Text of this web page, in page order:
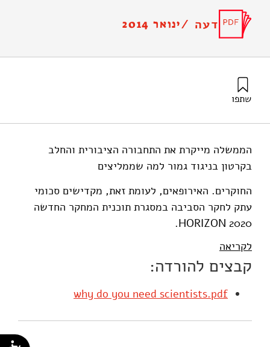
דעה /ינואר 2014
שתפו
הממשלה מייקרת את התחבורה הציבורית והחלב
בקרטון בניגוד גמור למה שממליצים
החוקרים. האירופאים, לעומת זאת, מקדישים סכומי
עתק לחקר הסביבה במסגרת תוכנית המחקר החדשה
2020 HORIZON.
לקריאה
קבצים להורדה:
why do you need scientists.pdf